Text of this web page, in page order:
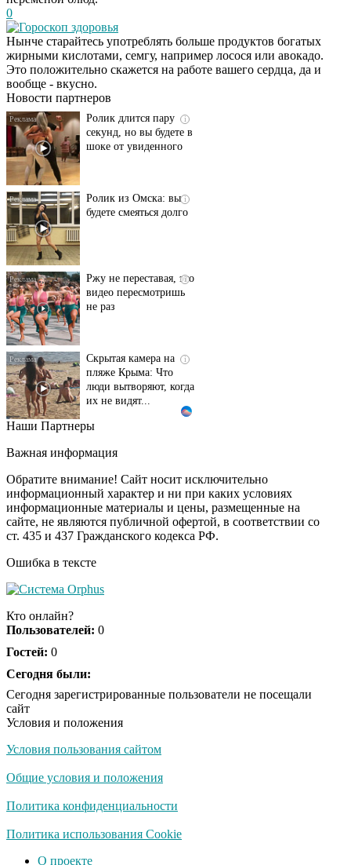
0
Гороскоп здоровья
Нынче старайтесь употреблять больше продуктов богатых
жирными кислотами, семгу, например лосося или авокадо.
Это положительно скажется на работе вашего сердца, да и
вообще - вкусно.
Новости партнеров
Этот танец невесты
оставит вас без слов!
Пересмотрела 10 раз
Ролик длится пару
секунд, но вы будете в
шоке от увиденного
Ролик из Омска: вы
будете смеяться долго
Ржу не переставая, это
видео пересмотришь
не раз
Скрытая камера на
пляже Крыма: Что
люди вытворяют, когда
их не видят...
Ролик длится
смеяться вы будете
i
Королева вагона
отожгла! Видео не
оставит равнодушным
Семью убитого в
Наши Партнеры
Важная информация
Обратите внимание! Сайт носит исключительно
информационный характер и ни при каких условиях
информационные материалы и цены, размещенные на
сайте, не являются публичной офертой, в соответствии со
ст. 435 и 437 Гражданского кодекса РФ.
Ошибка в тексте
Кто онлайн?
Пользователей: 0
Гостей: 0
Сегодня были:
Сегодня зарегистрированные пользователи не посещали
сайт
Условия и положения
Условия пользования сайтом
Общие условия и положения
Политика конфиденциальности
Политика использования Cookie
О проекте